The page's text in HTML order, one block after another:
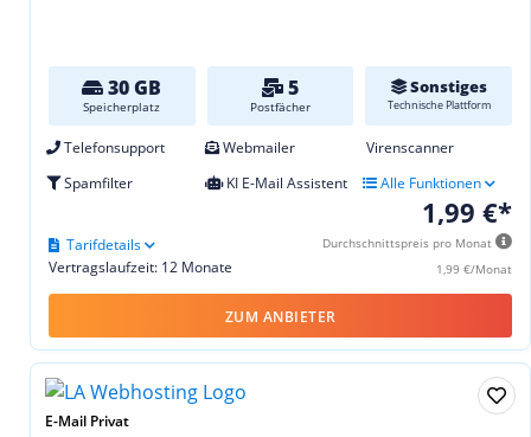
30 GB
Speicherplatz
5
Postfächer
Sonstiges
Technische Plattform
Telefonsupport Webmailer
Virenscanner
Spamfilter
KI E-Mail Assistent Alle Funktionen
1,99 €*
Durchschnittspreis pro Monat
1,99 €/Monat
Vertragslaufzeit: 12 Monate
Tarifdetails
ZUM ANBIETER
E-Mail Privat